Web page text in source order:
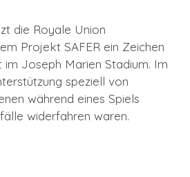
die Royale Union
Projekt SAFER ein Zeichen
im Joseph Marien Stadium. Im
speziell von
während eines Spiels
widerfahren waren.